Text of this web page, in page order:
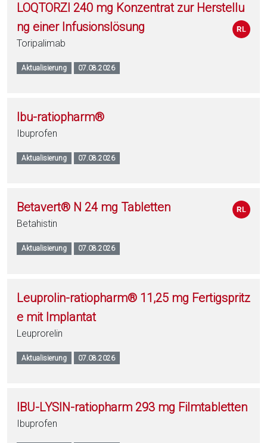
LOQTORZI 240 mg Konzentrat zur Herstellu
ng einer Infusionslösung
Toripalimab
Aktualisierung 07.08.2026
Ibu-ratiopharm®
Ibuprofen
Aktualisierung 07.08.2026
Betavert® N 24 mg Tabletten
Betahistin
Aktualisierung 07.08.2026
Leuprolin-ratiopharm® 11,25 mg Fertigspritz
e mit Implantat
Leuprorelin
Aktualisierung 07.08.2026
IBU-LYSIN-ratiopharm 293 mg Filmtabletten
Ibuprofen